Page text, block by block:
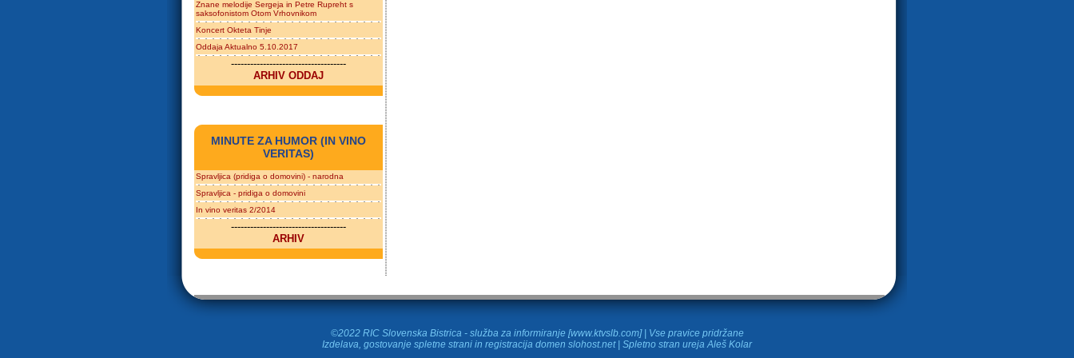
Znane melodije Sergeja in Petre Rupreht s
saksofonistom Otom Vrhovnikom
Koncert Okteta Tinje
Oddaja Aktualno 5.10.2017
------------------------------------
ARHIV ODDAJ
MINUTE ZA HUMOR (IN VINO
VERITAS)
Spravljica (pridiga o domovini) - narodna
Spravljica - pridiga o domovini
In vino veritas 2/2014
------------------------------------
ARHIV
©2022 RIC Slovenska Bistrica - služba za informiranje [www.ktvslb.com] | Vse pravice pridržane
Izdelava, gostovanje spletne strani in registracija domen slohost.net | Spletno stran ureja Aleš Kolar